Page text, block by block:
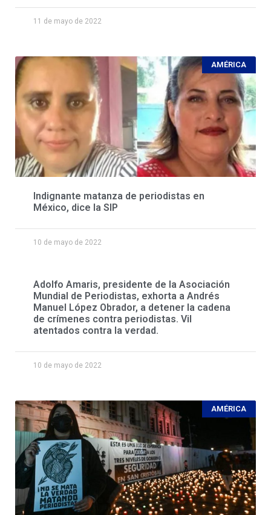
11 de mayo de 2022
AMÉRICA
Indignante matanza de periodistas en
México, dice la SIP
10 de mayo de 2022
Adolfo Amaris, presidente de la Asociación
Mundial de Periodistas, exhorta a Andrés
Manuel López Obrador, a detener la cadena
de crímenes contra periodistas. Vil
atentados contra la verdad.
10 de mayo de 2022
AMÉRICA